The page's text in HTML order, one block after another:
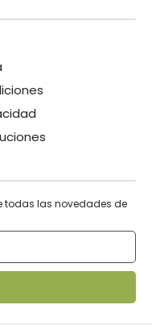
todas las novedades de